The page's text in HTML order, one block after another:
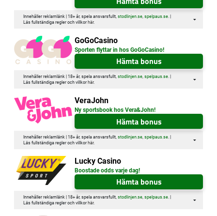
Innehåller reklamlänk | 18+ år, spela ansvarsfullt, stodlinjen.se, spelpaus.se. |
Läs fullständiga regler och villkor här.
GoGoCasino
Sporten flyttar in hos GoGoCasino!
Hämta bonus
Innehåller reklamlänk | 18+ år, spela ansvarsfullt, stodlinjen.se, spelpaus.se. |
Läs fullständiga regler och villkor här.
VeraJohn
Ny sportsbook hos Vera&John!
Hämta bonus
Innehåller reklamlänk | 18+ år, spela ansvarsfullt, stodlinjen.se, spelpaus.se. |
Läs fullständiga regler och villkor här.
Lucky Casino
Boostade odds varje dag!
Hämta bonus
Innehåller reklamlänk | 18+ år, spela ansvarsfullt, stodlinjen.se, spelpaus.se. |
Läs fullständiga regler och villkor här.